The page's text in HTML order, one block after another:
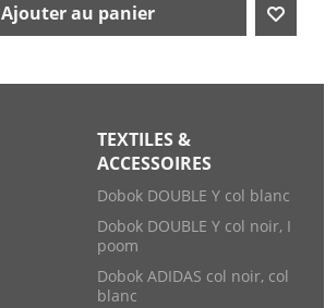
Ajouter au panier
TEXTILES &
ACCESSOIRES
Dobok DOUBLE Y col blanc
Dobok DOUBLE Y col noir, I
poom
Dobok ADIDAS col noir, col
blanc